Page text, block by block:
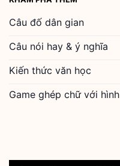
Câu đố dân gian
Câu nói hay & ý nghĩa
Kiến thức văn học
Game ghép chữ với hình